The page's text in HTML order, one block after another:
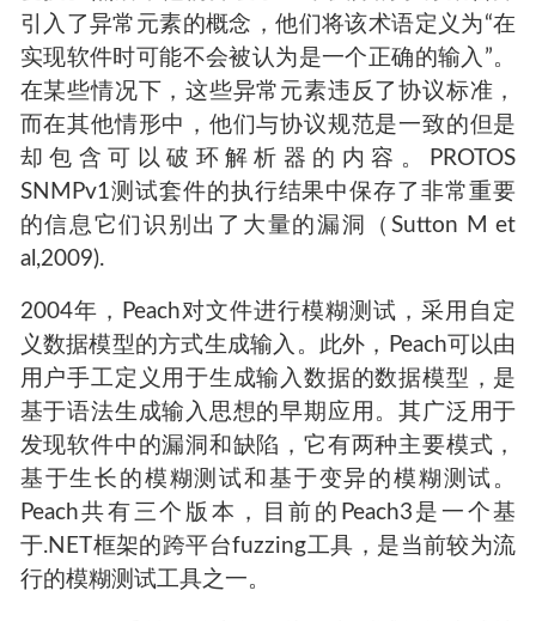
引入了异常元素的概念，他们将该术语定义为“在
实现软件时可能不会被认为是一个正确的输入”。
在某些情况下，这些异常元素违反了协议标准，
而在其他情形中，他们与协议规范是一致的但是
却包含可以破环解析器的内容。PROTOS
SNMPv1测试套件的执行结果中保存了非常重要
的信息它们识别出了大量的漏洞（Sutton M et
al,2009).
2004年，Peach对文件进行模糊测试，采用自定
义数据模型的方式生成输入。此外，Peach可以由
用户手工定义用于生成输入数据的数据模型，是
基于语法生成输入思想的早期应用。其广泛用于
发现软件中的漏洞和缺陷，它有两种主要模式，
基于生长的模糊测试和基于变异的模糊测试。
Peach共有三个版本，目前的Peach3是一个基
于.NET框架的跨平台fuzzing工具，是当前较为流
行的模糊测试工具之一。